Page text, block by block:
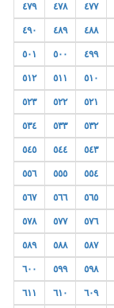
٤٧٧ ٤٧٨ ٤٧٩
٤٨٨ ٤٨٩ ٤٩٠
٤٩٩ ٥٠٠ ٥٠١
٥١٠ ٥١١ ٥١٢
٥٢١ ٥٢٢ ٥٢٣
٥٣٢ ٥٣٣ ٥٣٤
٥٤٣ ٥٤٤ ٥٤٥
٥٥٤ ٥٥٥ ٥٥٦
٥٦٥ ٥٦٦ ٥٦٧
٥٧٦ ٥٧٧ ٥٧٨
٥٨٧ ٥٨٨ ٥٨٩
٥٩٨ ٥٩٩ ٦٠٠
٦٠٩ ٦١٠ ٦١١